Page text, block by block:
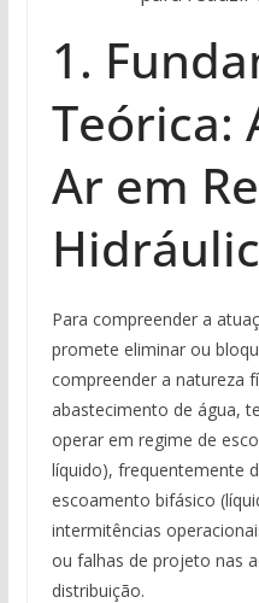
1.
Teórica:
Ar em
Para compreender a
promete eliminar ou
compreender a natureza
abastecimento de água,
operar em regime de
líquido), frequentemente
escoamento bifásico
intermitências
ou falhas de projeto nas
distribuição.